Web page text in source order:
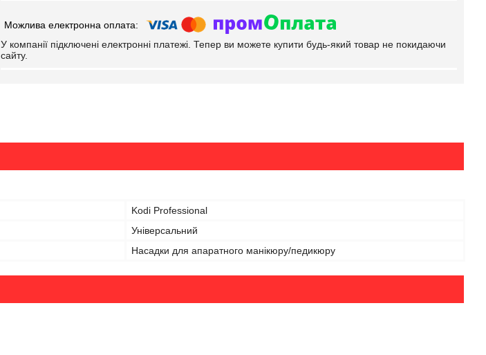
У компанії підключені електронні платежі. Тепер ви можете купити будь-який товар не покидаючи
сайту.
Kodi Professional
Універсальний
Насадки для апаратного манікюру/педикюру